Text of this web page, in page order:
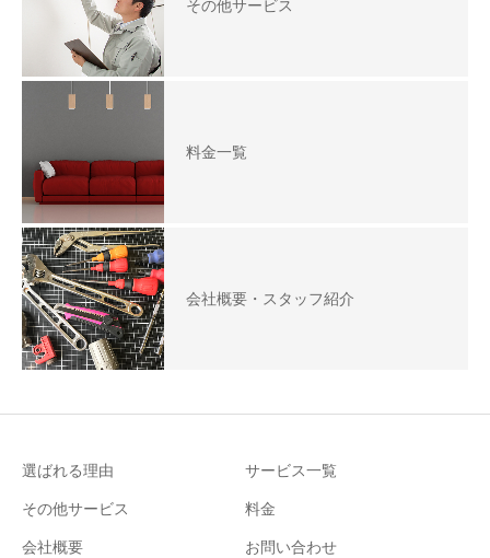
その他サービス
料金一覧
会社概要・スタッフ紹介
選ばれる理由 サービス一覧
その他サービス 料金
会社概要 お問い合わせ